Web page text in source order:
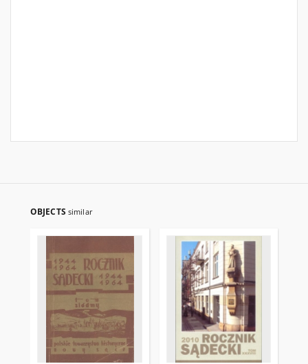
OBJECTS similar